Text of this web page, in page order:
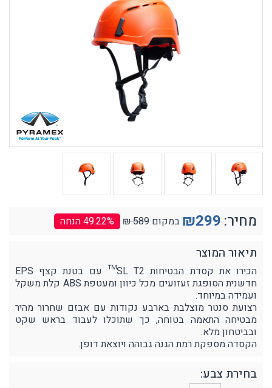
מחיר: 299
₪ במקום 589 ₪
49.22% הנחה
תיאור המוצר
הכירו את קסדת הבטיחות SL T2™ עם בטנת קצף EPS
חדשנית הסופגת זעזועים מכל כיוון ומעטפת ABS קלת משקל
ועמידה במיוחד.
רצועת סנטר מוצלבת בארבע נקודות עם אבזם שחרור מהיר
מבטיחה התאמה בטוחה, כך שתוכלו לעבוד בראש שקט
ובביטחון מלא.
הקסדה מספקת רמת הגנה גבוהה ויוצאת דופן.
בחירת צבע: